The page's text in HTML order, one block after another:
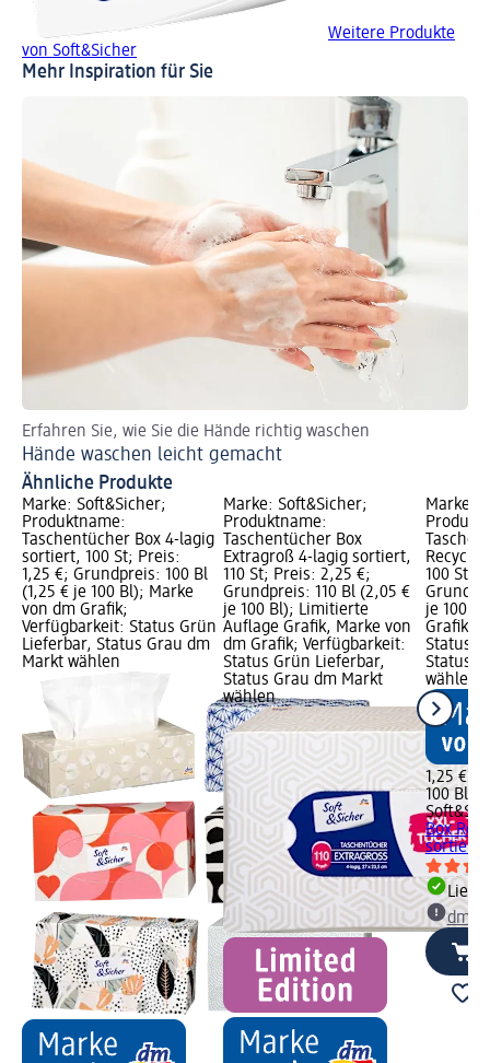
Weitere Produkte
von Soft&Sicher
Mehr Inspiration für Sie
Erfahren Sie, wie Sie die Hände richtig waschen
Hände waschen leicht gemacht
Ähnliche Produkte
Marke: Soft&Sicher;
Produktname:
Taschentücher Box 4-lagig
sortiert, 100 St; Preis:
1,25 €; Grundpreis: 100 Bl
(1,25 € je 100 Bl); Marke
von dm Grafik;
Verfügbarkeit: Status Grün
Lieferbar, Status Grau dm
Markt wählen
Marke: Soft&Sicher;
Produktname:
Taschentücher Box
Extragroß 4-lagig sortiert,
110 St; Preis: 2,25 €;
Grundpreis: 110 Bl (2,05 €
je 100 Bl); Limitierte
Auflage Grafik, Marke von
dm Grafik; Verfügbarkeit:
Status Grün Lieferbar,
Status Grau dm Markt
wählen
Marke:
100 St;
je 100
Grafik;
Status
Status
wählen
1,25 €
100 Bl
Box
sortiert,
dm